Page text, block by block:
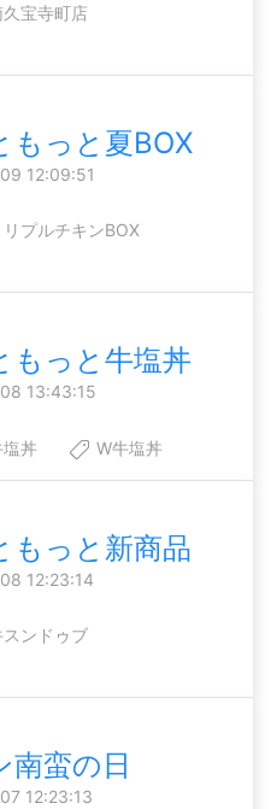
久宝寺町店
もっと夏BOX
12:09:51
リプルチキンBOX
もっと牛塩丼
13:43:15
塩丼 W牛塩丼
もっと新商品
12:23:14
スンドゥブ
南蛮の日
12:23:13